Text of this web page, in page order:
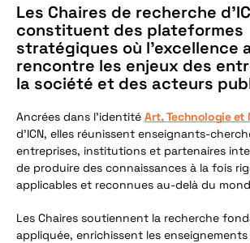
Les Chaires de recherche
constituent des plateformes
stratégiques où l’excellence
rencontre les enjeux des
la société et des acteurs
Ancrées dans l’identité Art, Technologie et
d’ICN, elles réunissent enseignants-
entreprises, institutions et partenaires
de produire des connaissances à la fois
applicables et reconnues au-delà du
Les Chaires soutiennent la recherche
appliquée, enrichissent les enseignements